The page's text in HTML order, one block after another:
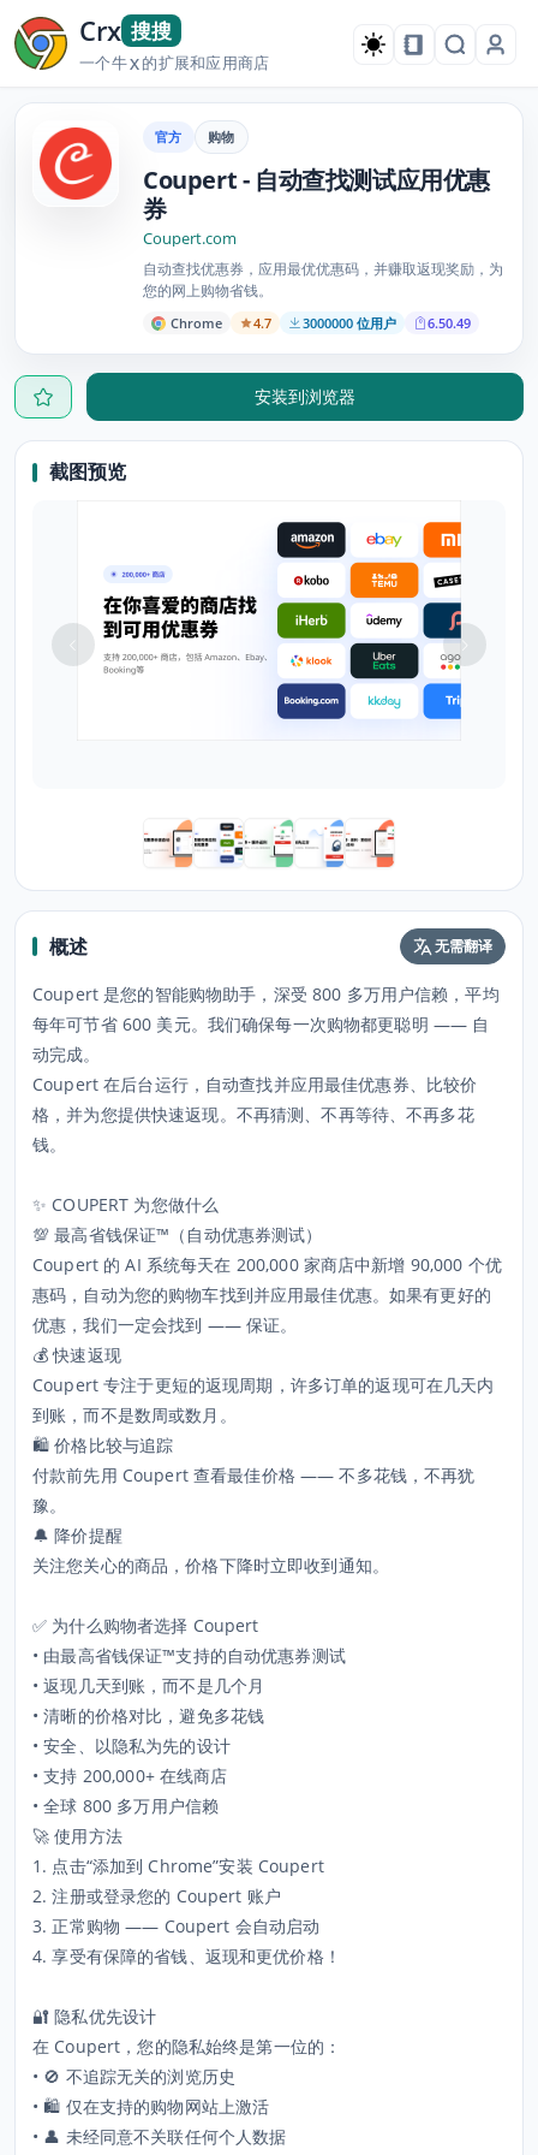
Crx 搜搜
一个牛X的扩展和应用商店
官方 购物
Coupert - 自动查找测试应用优惠
券
Coupert.com
自动查找优惠券，应用最优优惠码，并赚取返现奖励，为
您的网上购物省钱。
Chrome 4.7 3000000 位用户 6.50.49
安装到浏览器
截图预览
概述 无需翻译
Coupert 是您的智能购物助手，深受 800 多万用户信赖，平均
每年可节省 600 美元。我们确保每一次购物都更聪明 —— 自
动完成。
Coupert 在后台运行，自动查找并应用最佳优惠券、比较价
格，并为您提供快速返现。不再猜测、不再等待、不再多花
钱。
✨ COUPERT 为您做什么
💯 最高省钱保证™（自动优惠券测试）
Coupert 的 AI 系统每天在 200,000 家商店中新增 90,000 个优
惠码，自动为您的购物车找到并应用最佳优惠。如果有更好的
优惠，我们一定会找到 —— 保证。
💰 快速返现
Coupert 专注于更短的返现周期，许多订单的返现可在几天内
到账，而不是数周或数月。
🛍️ 价格比较与追踪
付款前先用 Coupert 查看最佳价格 —— 不多花钱，不再犹
豫。
🔔 降价提醒
关注您关心的商品，价格下降时立即收到通知。
✅ 为什么购物者选择 Coupert
• 由最高省钱保证™支持的自动优惠券测试
• 返现几天到账，而不是几个月
• 清晰的价格对比，避免多花钱
• 安全、以隐私为先的设计
• 支持 200,000+ 在线商店
• 全球 800 多万用户信赖
🚀 使用方法
1. 点击“添加到 Chrome”安装 Coupert
2. 注册或登录您的 Coupert 账户
3. 正常购物 —— Coupert 会自动启动
4. 享受有保障的省钱、返现和更优价格！
🔐 隐私优先设计
在 Coupert，您的隐私始终是第一位的：
• 🚫 不追踪无关的浏览历史
• 🛍️ 仅在支持的购物网站上激活
• 👤 未经同意不关联任何个人数据